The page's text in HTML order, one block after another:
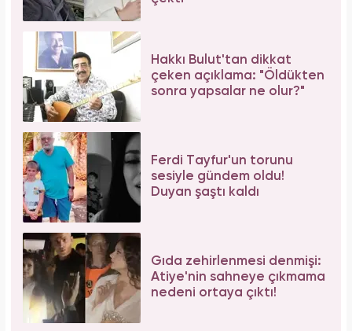
Hakkı Bulut'tan dikkat
çeken açıklama: "Öldükten
sonra yapsalar ne olur?"
Ferdi Tayfur'un torunu
sesiyle gündem oldu!
Duyan şaştı kaldı
Gıda zehirlenmesi denmişi:
Atiye'nin sahneye çıkmama
nedeni ortaya çıktı!